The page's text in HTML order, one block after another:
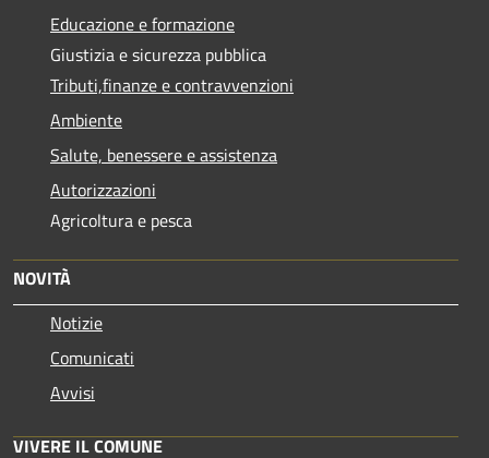
Educazione e formazione
Giustizia e sicurezza pubblica
Tributi,finanze e contravvenzioni
Ambiente
Salute, benessere e assistenza
Autorizzazioni
Agricoltura e pesca
NOVITÀ
Notizie
Comunicati
Avvisi
VIVERE IL COMUNE